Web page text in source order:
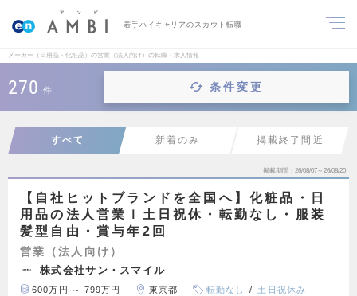
若手ハイキャリアのスカウト転職
メーカー（日用品・化粧品）の営業（法人向け）の転職・求人情報
270 件 条件変更
すべて 新着のみ 掲載終了間近
掲載期間 26/08/07～26/08/20
【自社ヒットブランドを全国へ】化粧品・日
用品の法人営業ｌ土日祝休・転勤なし・服装
髪型自由・賞与年2回
営業（法人向け）
株式会社サン・スマイル
600万円 ～ 799万円 東京都 転勤なし 土日祝休み